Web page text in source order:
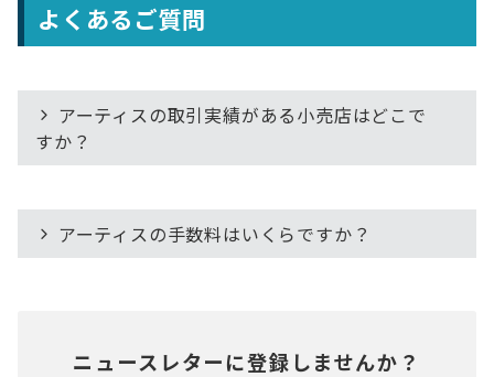
よくあるご質問
アーティスの取引実績がある小売店はどこで
すか？
アーティスの手数料はいくらですか？
ニュースレターに登録しませんか？